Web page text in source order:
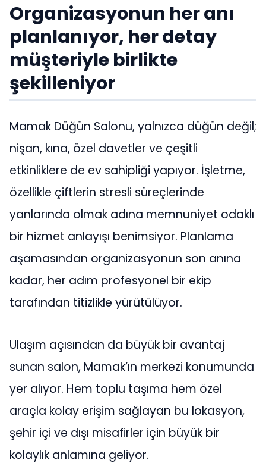
Organizasyonun her anı
planlanıyor, her detay
müşteriyle birlikte
şekilleniyor
Mamak Düğün Salonu, yalnızca düğün değil;
nişan, kına, özel davetler ve çeşitli
etkinliklere de ev sahipliği yapıyor. İşletme,
özellikle çiftlerin stresli süreçlerinde
yanlarında olmak adına memnuniyet odaklı
bir hizmet anlayışı benimsiyor. Planlama
aşamasından organizasyonun son anına
kadar, her adım profesyonel bir ekip
tarafından titizlikle yürütülüyor.
Ulaşım açısından da büyük bir avantaj
sunan salon, Mamak’ın merkezi konumunda
yer alıyor. Hem toplu taşıma hem özel
araçla kolay erişim sağlayan bu lokasyon,
şehir içi ve dışı misafirler için büyük bir
kolaylık anlamına geliyor.